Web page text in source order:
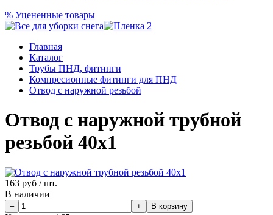
% Уцененные товары
Главная
Каталог
Трубы ПНД, фитинги
Компресионные фитинги для ПНД
Отвод с наружной резьбой
Отвод с наружной трубной
резьбой 40х1
163 руб / шт.
В наличии